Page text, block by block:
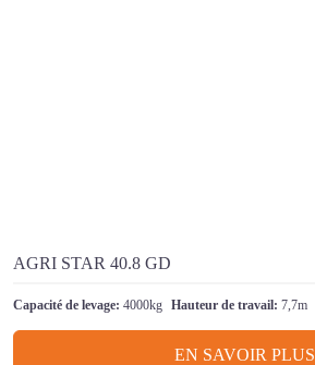
AGRI STAR 40.8 GD
Capacité de levage: 4000kg Hauteur de travail: 7,7m
EN SAVOIR PLUS